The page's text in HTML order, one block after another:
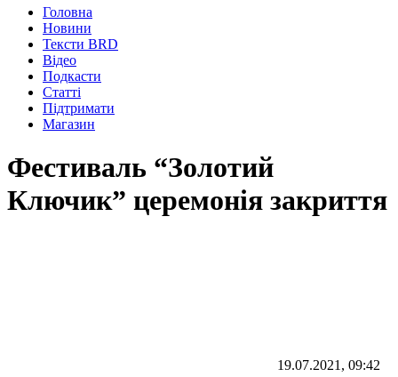
Головна
Новини
Тексти BRD
Відео
Подкасти
Статті
Підтримати
Магазин
Фестиваль “Золотий
Ключик” церемонія закриття
19.07.2021, 09:42